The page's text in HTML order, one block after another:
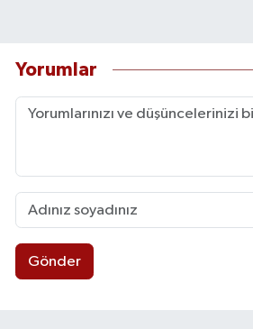
Yorumlar
Gönder